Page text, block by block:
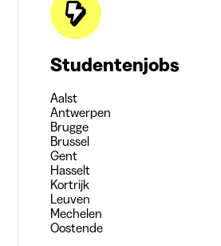
Studentenjobs
Aalst
Antwerpen
Brugge
Brussel
Gent
Hasselt
Kortrijk
Leuven
Mechelen
Oostende